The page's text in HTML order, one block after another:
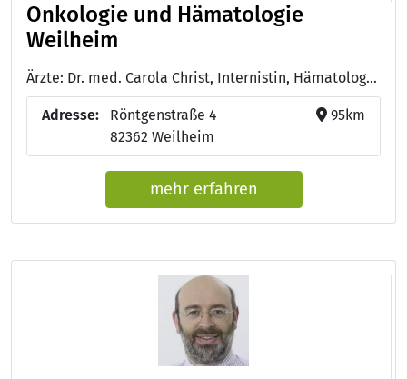
Onkologie und Hämatologie
Weilheim
Ärzte: Dr. med. Carola Christ, Internistin, Hämatologin, Onkologin - Dr. med. Xaver Schiel, Internist, Hämatologe, Onkologe
Adresse:
Röntgenstraße 4
82362 Weilheim
95km
mehr erfahren